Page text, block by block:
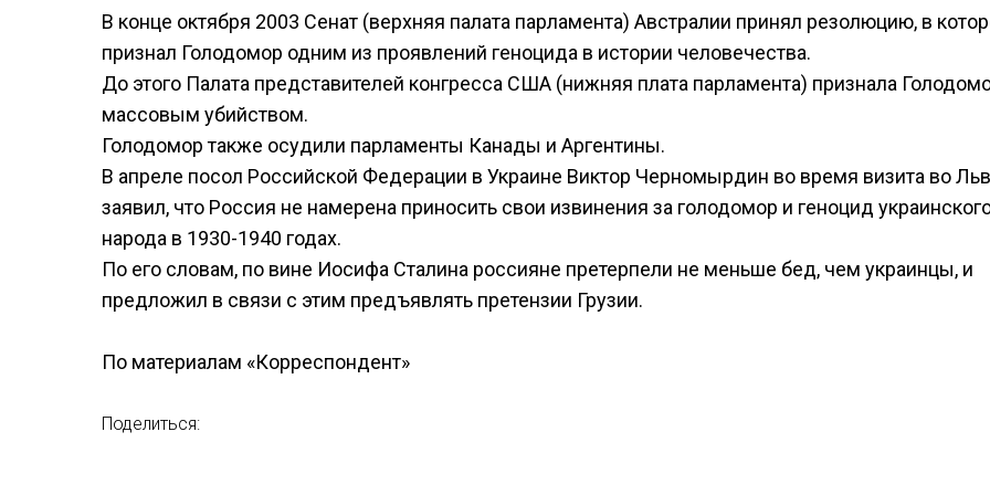
В конце октября 2003 Сенат (верхняя палата парламента) Австралии принял резолюцию, в
признал Голодомор одним из проявлений геноцида в истории человечества.
До этого Палата представителей конгресса США (нижняя плата парламента) признала
массовым убийством.
Голодомор также осудили парламенты Канады и Аргентины.
В апреле посол Российской Федерации в Украине Виктор Черномырдин во время визита во
заявил, что Россия не намерена приносить свои извинения за голодомор и геноцид
народа в 1930-1940 годах.
По его словам, по вине Иосифа Сталина россияне претерпели не меньше бед, чем украинцы, и
предложил в связи с этим предъявлять претензии Грузии.
По материалам «Корреспондент»
Поделиться: